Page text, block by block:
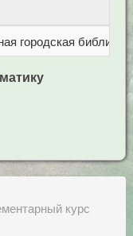
городская
курс